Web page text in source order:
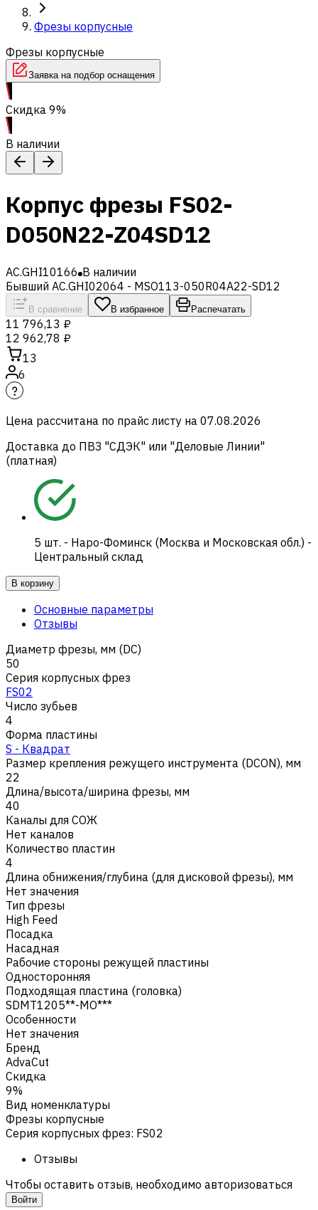
Фрезы корпусные
Фрезы корпусные
Заявка на подбор оснащения
Скидка 9%
В наличии
Корпус фрезы FS02-
D050N22-Z04SD12
AC.GHI10166 В наличии
Бывший AC.GHI02064 - MSO113-050R04A22-SD12
В сравнение В избранное Распечатать
11 796,13 ₽
12 962,78 ₽
13
6
Цена рассчитана по прайс листу на 07.08.2026
Доставка до ПВЗ "СДЭК" или "Деловые Линии"
(платная)
5 шт. - Наро-Фоминск (Москва и Московская обл.) -
Центральный склад
В корзину
Основные параметры
Отзывы
Диаметр фрезы, мм (DC)
50
Серия корпусных фрез
FS02
Число зубьев
4
Форма пластины
S - Квадрат
Размер крепления режущего инструмента (DCON), мм
22
Длина/высота/ширина фрезы, мм
40
Каналы для СОЖ
Нет каналов
Количество пластин
4
Длина обнижения/глубина (для дисковой фрезы), мм
Нет значения
Тип фрезы
High Feed
Посадка
Насадная
Рабочие стороны режущей пластины
Односторонняя
Подходящая пластина (головка)
SDMT1205**-MO***
Особенности
Нет значения
Бренд
AdvaCut
Скидка
9%
Вид номенклатуры
Фрезы корпусные
Серия корпусных фрез: FS02
Отзывы
Чтобы оставить отзыв, необходимо авторизоваться
Войти